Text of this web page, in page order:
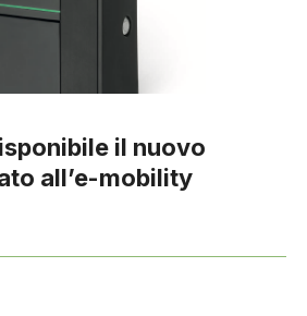
il nuovo
all’e-mobility